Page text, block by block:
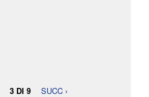
3 DI 9 SUCC ›